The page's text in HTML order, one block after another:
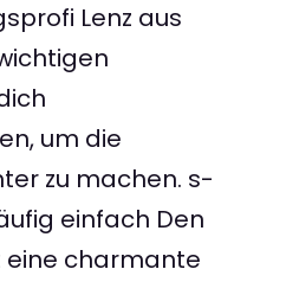
Lenz aus
um die
zu machen. s-
einfach Den
eine charmante